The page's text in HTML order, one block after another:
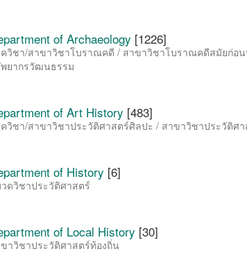
of Archaeology [1226]
วิชา/สาขาวิชาโบราณคดี / สาขาวิชาโบราณคดีสมัยก่อ
ยากรวัฒนธรรม
of Art History [483]
วิชา/สาขาวิชาประวัติศาสตร์ศิลปะ / สาขาวิชาประวัติศ
of History [6]
ดวิชาประวัติศาสตร์
of Local History [30]
าวิชาประวัติศาสตร์ท้องถิ่น